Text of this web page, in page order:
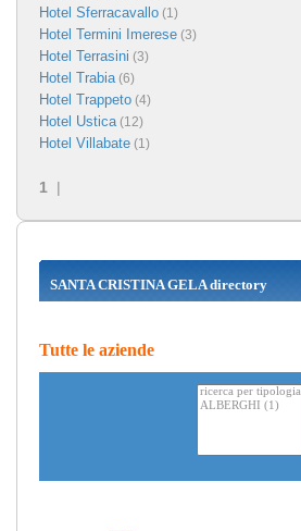
Hotel Sferracavallo (1)
Hotel Termini Imerese (3)
Hotel Terrasini (3)
Hotel Trabia(6)
Hotel Trappeto (4)
Hotel Ustica(12)
Hotel Villabate (1)
1 |
SANTA CRISTINA GELA directory
Tutte le aziende